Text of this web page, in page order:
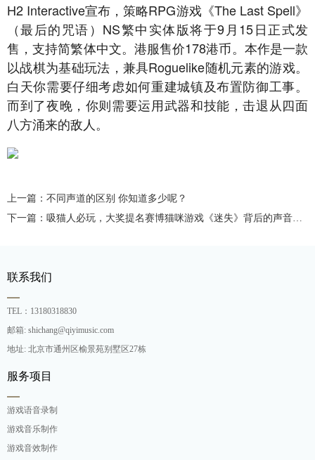
H2 Interactive宣布，策略RPG游戏《The Last Spell》
（最后的咒语）NS繁中实体版将于9月15日正式发
售，支持简繁体中文。港服售价178港币。本作是一款
以战棋为基础玩法，兼具Roguelike随机元素的游戏。
白天你需要仔细考虑如何重建城镇及布置防御工事。
而到了夜晚，你则需要运用武器和技能，击退从四面
八方涌来的敌人。
上一篇：不同声道的区别 你知道多少呢？
下一篇：吸猫人必玩，大奖提名赛博猫咪游戏《迷失》背后的声音制作
联系我们
TEL：13180318830
邮箱: shichang@qiyimusic.com
地址: 北京市通州区榆景苑别墅区27栋
服务项目
游戏语音录制
游戏音乐制作
游戏音效制作